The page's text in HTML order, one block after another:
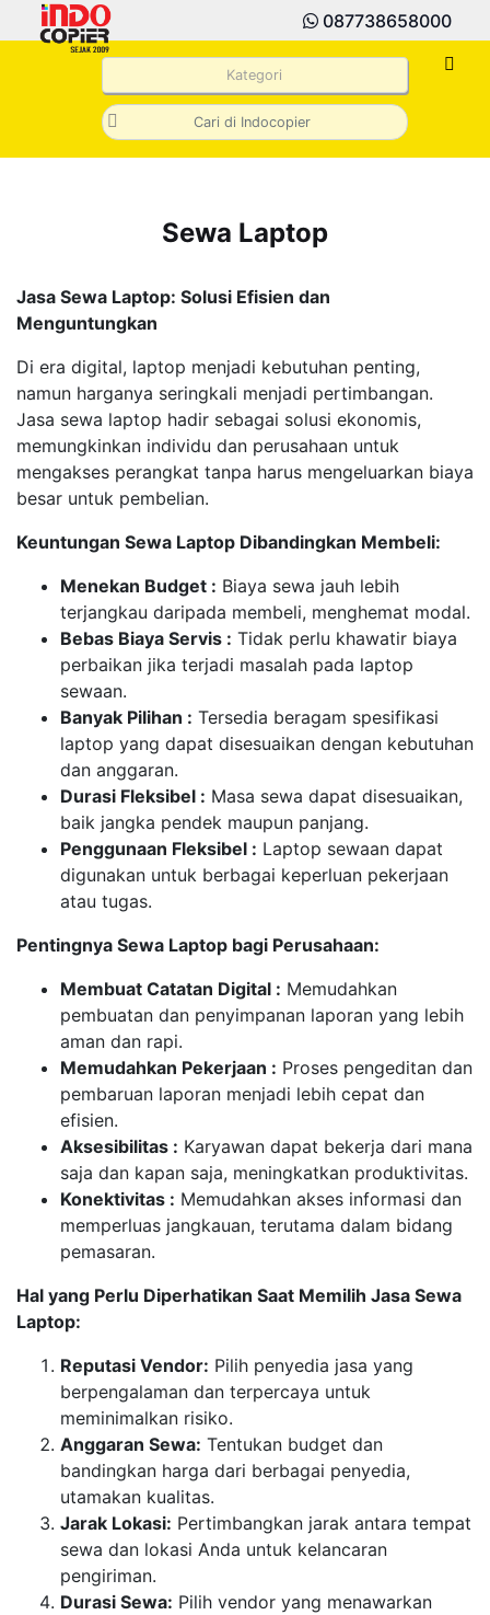
087738658000
Kategori
Sewa Laptop
Jasa Sewa Laptop: Solusi Efisien dan
Menguntungkan
Di era digital, laptop menjadi kebutuhan penting,
namun harganya seringkali menjadi pertimbangan.
Jasa sewa laptop hadir sebagai solusi ekonomis,
memungkinkan individu dan perusahaan untuk
mengakses perangkat tanpa harus mengeluarkan biaya
besar untuk pembelian.
Keuntungan Sewa Laptop Dibandingkan Membeli:
Menekan Budget : Biaya sewa jauh lebih
terjangkau daripada membeli, menghemat modal.
Bebas Biaya Servis : Tidak perlu khawatir biaya
perbaikan jika terjadi masalah pada laptop
sewaan.
Banyak Pilihan : Tersedia beragam spesifikasi
laptop yang dapat disesuaikan dengan kebutuhan
dan anggaran.
Durasi Fleksibel : Masa sewa dapat disesuaikan,
baik jangka pendek maupun panjang.
Penggunaan Fleksibel : Laptop sewaan dapat
digunakan untuk berbagai keperluan pekerjaan
atau tugas.
Pentingnya Sewa Laptop bagi Perusahaan:
Membuat Catatan Digital : Memudahkan
pembuatan dan penyimpanan laporan yang lebih
aman dan rapi.
Memudahkan Pekerjaan : Proses pengeditan dan
pembaruan laporan menjadi lebih cepat dan
efisien.
Aksesibilitas : Karyawan dapat bekerja dari mana
saja dan kapan saja, meningkatkan produktivitas.
Konektivitas : Memudahkan akses informasi dan
memperluas jangkauan, terutama dalam bidang
pemasaran.
Hal yang Perlu Diperhatikan Saat Memilih Jasa Sewa
Laptop:
Reputasi Vendor: Pilih penyedia jasa yang
berpengalaman dan terpercaya untuk
meminimalkan risiko.
Anggaran Sewa: Tentukan budget dan
bandingkan harga dari berbagai penyedia,
utamakan kualitas.
Jarak Lokasi: Pertimbangkan jarak antara tempat
sewa dan lokasi Anda untuk kelancaran
pengiriman.
Durasi Sewa: Pilih vendor yang menawarkan